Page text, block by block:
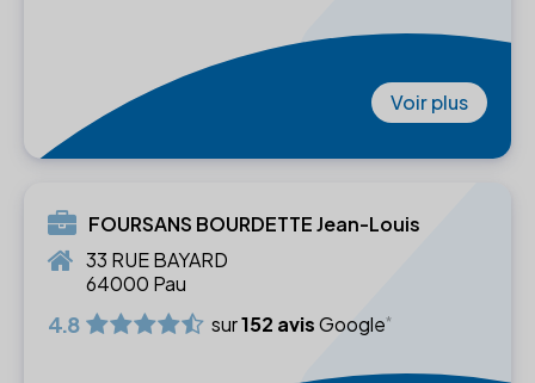
Voir plus
FOURSANS BOURDETTE Jean-Louis
33 RUE BAYARD
64000 Pau
4.8 sur152 avisGoogle